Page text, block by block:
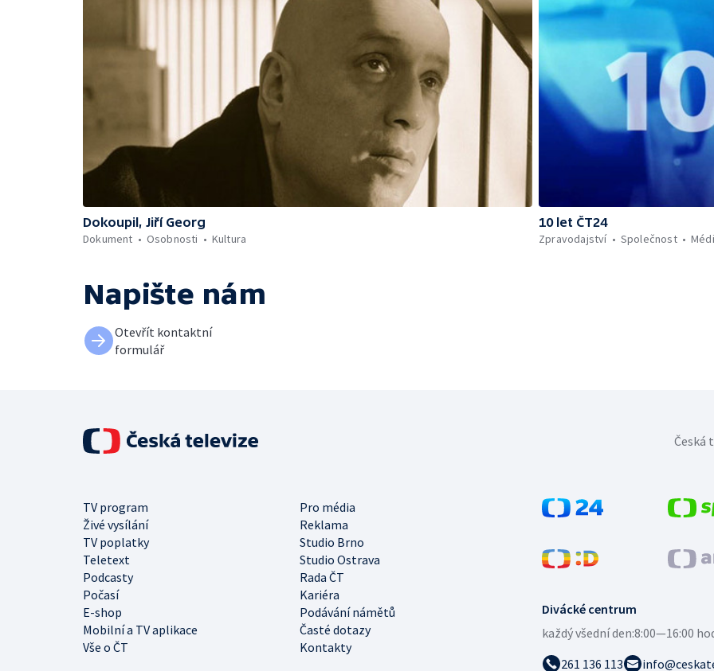
Dokoupil, Jiří Georg
Dokument
Osobnosti Kultura
10 let ČT24
Zpravodajství
Společnost
Napište nám
Otevřít kontaktní
formulář
Divácké centrum
každý všední den:8:00—16:00
261 136 113
TV program
Pro média
Živé vysílání
Reklama
TV poplatky
Studio Brno
Teletext
Studio Ostrava
Podcasty
Rada ČT
Počasí
Kariéra
E-shop
Podávání námětů
Mobilní a TV aplikace
Časté dotazy
Vše o ČT
Kontakty
Česká